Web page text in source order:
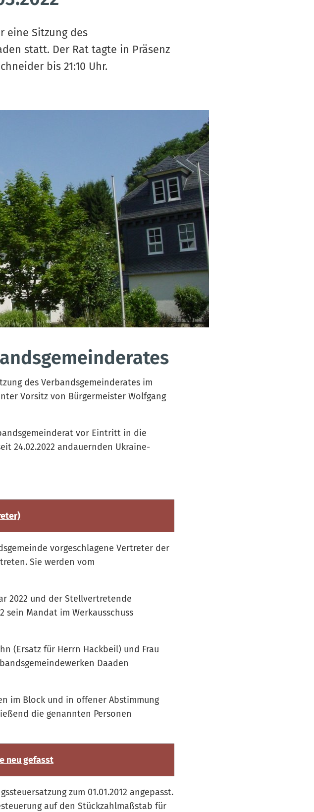
eine Sitzung des
statt. Der Rat tagte in Präsenz
bis 21:10 Uhr.
des Verbandsgemeinderates im
Vorsitz von Bürgermeister Wolfgang
vor Eintritt in die
24.02.2022 andauernden Ukraine-
vorgeschlagene Vertreter der
Sie werden vom
2022 und der Stellvertretende
sein Mandat im Werkausschuss
(Ersatz für Herrn Hackbeil) und Frau
Daaden
im Block und in offener Abstimmung
die genannten Personen
neu gefasst
zum 01.01.2012 angepasst.
auf den Stückzahlmaßstab für